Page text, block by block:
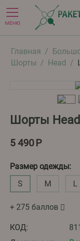
МЕНЮ
Главная /
Шорты / Head /
Шорты
5 490Р
Размер одежды:
S
M L
+ 275 баллов
КОД: